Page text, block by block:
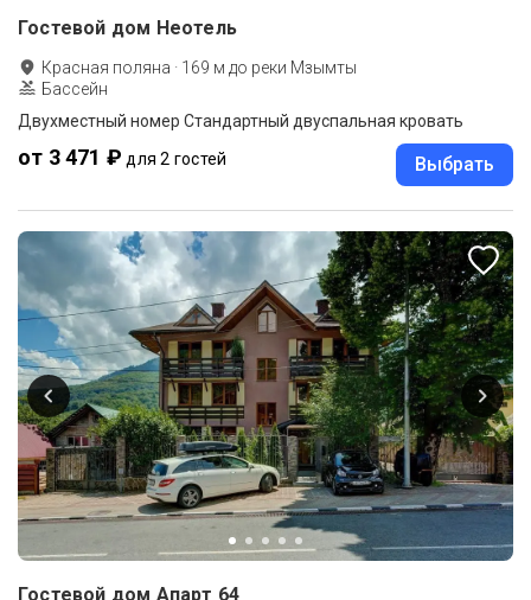
Гостевой дом Неотель
Красная поляна · 169 м до реки Мзымты
Бассейн
Двухместный номер Стандартный двуспальная кровать
от 3 471 ₽ для 2 гостей Выбрать
Гостевой дом Апарт 64